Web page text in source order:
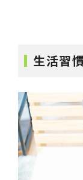
生活習